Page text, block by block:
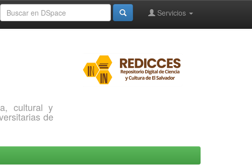
Servicios
cultural y
de